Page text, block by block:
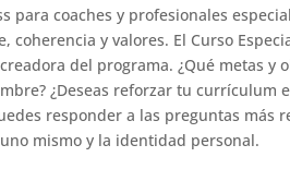
para coaches y profesionales
coherencia y valores. El Curso
del programa. ¿Qué metas
¿Deseas reforzar tu
responder a las preguntas más
mismo y la identidad personal.